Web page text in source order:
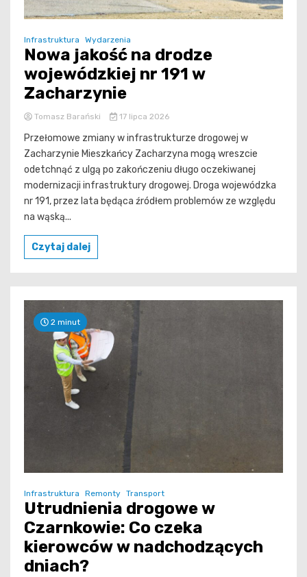
Infrastruktura Wydarzenia
Nowa jakość na drodze
wojewódzkiej nr 191 w
Zacharzynie
Tomasz Barański 17 lipca 2026
Przełomowe zmiany w infrastrukturze drogowej w
Zacharzynie Mieszkańcy Zacharzyna mogą wreszcie
odetchnąć z ulgą po zakończeniu długo oczekiwanej
modernizacji infrastruktury drogowej. Droga wojewódzka
nr 191, przez lata będąca źródłem problemów ze względu
na wąską...
Czytaj dalej
2 minut
Infrastruktura Remonty Transport
Utrudnienia drogowe w
Czarnkowie: Co czeka
kierowców w nadchodzących
dniach?